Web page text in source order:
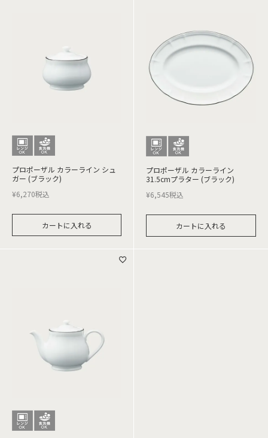
プロポーザル カラーライン シュ
ガー (ブラック)
¥6,270税込
カートに入れる
プロポーザル カラーライン
31.5cmプラター (ブラック)
¥6,545税込
カートに入れる